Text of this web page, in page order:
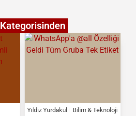
Kategorisinden
Yıldız Yurdakul Bilim & Teknoloji